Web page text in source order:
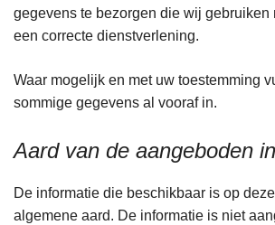
gegevens te bezorgen die wij gebruiken
een correcte dienstverlening.
Waar mogelijk en met uw toestemming
sommige gegevens al vooraf in.
Aard van de aangeboden
De informatie die beschikbaar is op
algemene aard. De informatie is niet